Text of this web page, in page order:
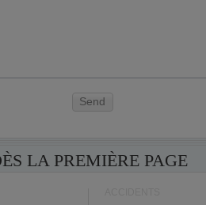
Send
LA PREMIÈRE PAGE